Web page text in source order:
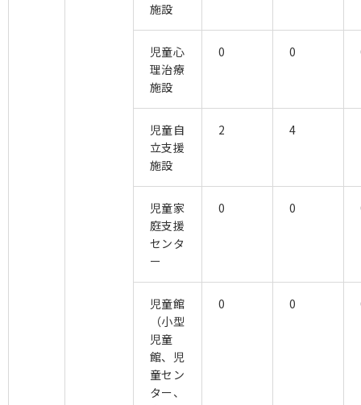
施設
児童心
理治療
施設
0 0
児童自
立支援
施設
2 4
児童家
庭支援
センタ
ー
0 0
児童館
（小型
児童
館、児
童セン
ター、
0 0